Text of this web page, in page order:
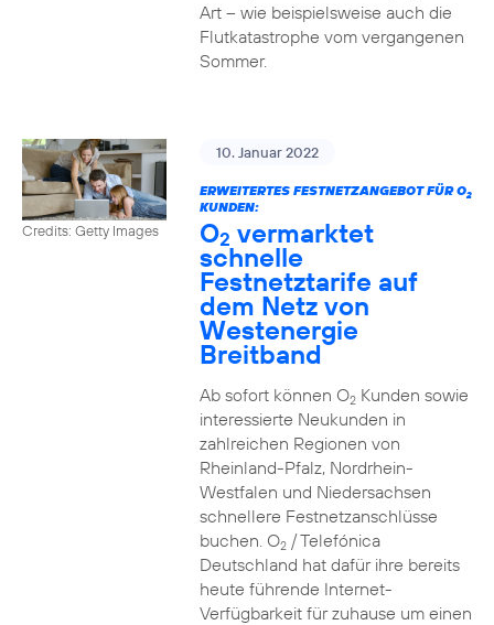
Art – wie beispielsweise auch die
Flutkatastrophe vom vergangenen
Sommer.
Credits: Getty Images
10. Januar 2022
ERWEITERTES FESTNETZANGEBOT FÜR O2
KUNDEN:
O2 vermarktet
schnelle
Festnetztarife auf
dem Netz von
Westenergie
Breitband
Ab sofort können O2Kunden sowie
interessierte Neukunden in
zahlreichen Regionen von
Rheinland-Pfalz, Nordrhein-
Westfalen und Niedersachsen
schnellere Festnetzanschlüsse
buchen. O2/ Telefónica
Deutschland hat dafür ihre bereits
heute führende Internet-
Verfügbarkeit für zuhause um einen